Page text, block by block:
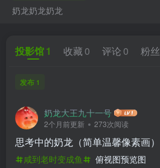
奶龙奶龙奶龙
投影馆1 收藏 0 评论 0 粉丝
发布 1
奶龙大王九十一号
2个月前更新 273次阅读
思考中的奶龙（简单温馨像素画）
咸到老时变成鱼 俯视图预览图